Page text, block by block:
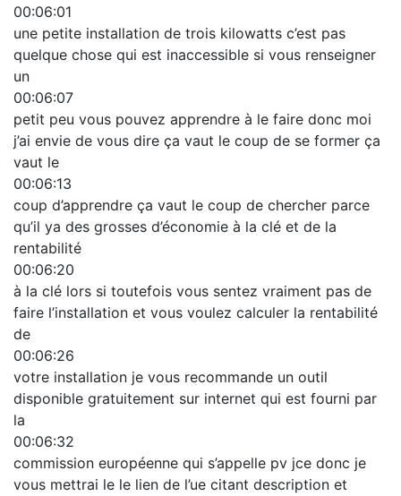
00:06:01
une petite installation de trois kilowatts c’est pas
quelque chose qui est inaccessible si vous renseigner
un
00:06:07
petit peu vous pouvez apprendre à le faire donc moi
j’ai envie de vous dire ça vaut le coup de se former ça
vaut le
00:06:13
coup d’apprendre ça vaut le coup de chercher parce
qu’il ya des grosses d’économie à la clé et de la
rentabilité
00:06:20
à la clé lors si toutefois vous sentez vraiment pas de
faire l’installation et vous voulez calculer la rentabilité
de
00:06:26
votre installation je vous recommande un outil
disponible gratuitement sur internet qui est fourni par
la
00:06:32
commission européenne qui s’appelle pv jce donc je
vous mettrai le le lien de l’ue citant description et